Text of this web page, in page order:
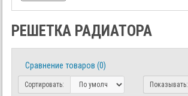
РЕШЕТКА РАДИАТОРА
Сравнение товаров (0)
Сортировать: Показывать: